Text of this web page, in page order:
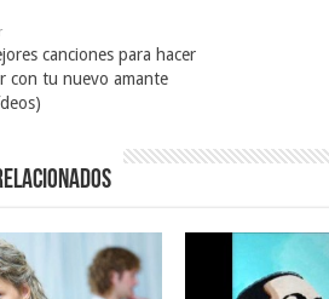
canciones para hacer
con tu nuevo amante